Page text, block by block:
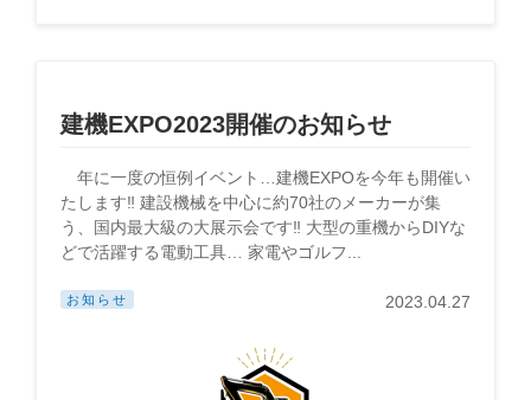
建機EXPO2023開催のお知らせ
年に一度の恒例イベント…建機EXPOを今年も開催い
たします‼ 建設機械を中心に約70社のメーカーが集
う、国内最大級の大展示会です‼ 大型の重機からDIYな
どで活躍する電動工具… 家電やゴルフ...
お知らせ 2023.04.27